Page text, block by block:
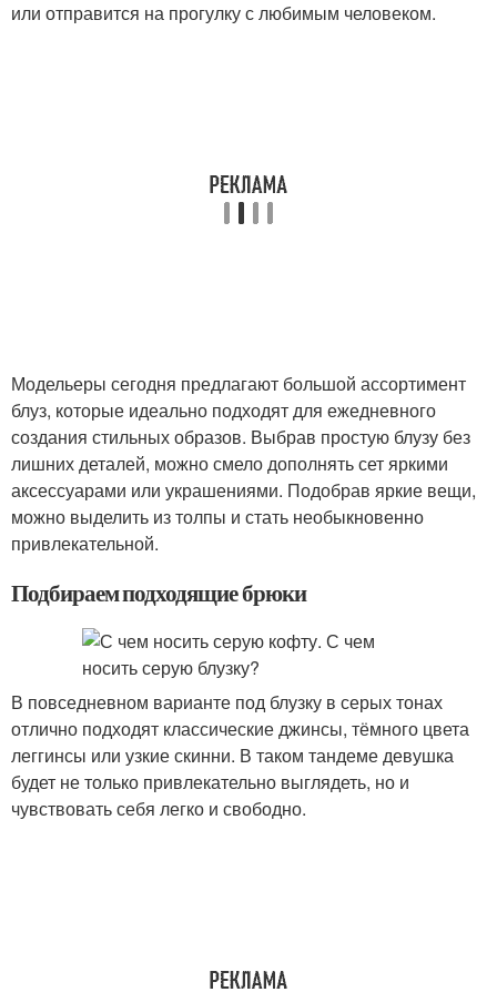
или отправится на прогулку с любимым человеком.
Модельеры сегодня предлагают большой ассортимент
блуз, которые идеально подходят для ежедневного
создания стильных образов. Выбрав простую блузу без
лишних деталей, можно смело дополнять сет яркими
аксессуарами или украшениями. Подобрав яркие вещи,
можно выделить из толпы и стать необыкновенно
привлекательной.
Подбираем подходящие брюки
В повседневном варианте под блузку в серых тонах
отлично подходят классические джинсы, тёмного цвета
леггинсы или узкие скинни. В таком тандеме девушка
будет не только привлекательно выглядеть, но и
чувствовать себя легко и свободно.